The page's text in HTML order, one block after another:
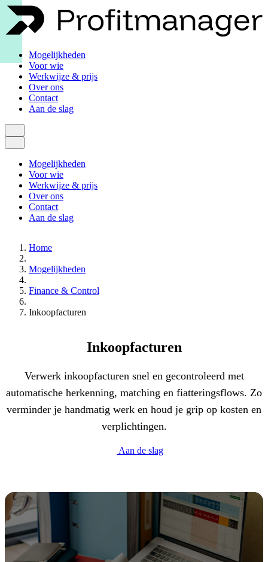
Mogelijkheden
Voor wie
Werkwijze & prijs
Over ons
Contact
Aan de slag
Mogelijkheden
Voor wie
Werkwijze & prijs
Over ons
Contact
Aan de slag
Home
Mogelijkheden
Finance & Control
Inkoopfacturen
Inkoopfacturen
Verwerk inkoopfacturen snel en gecontroleerd met
automatische herkenning, matching en fiatteringsflows. Zo
verminder je handmatig werk en houd je grip op kosten en
verplichtingen.
Aan de slag